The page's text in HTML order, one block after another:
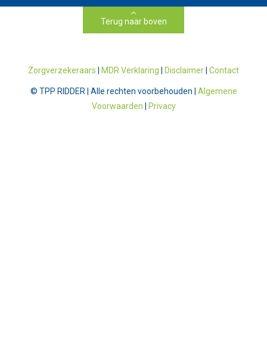
Terug naar boven
Zorgverzekeraars MDR Verklaring Disclaimer Contact
© TPP RIDDER | Alle rechten voorbehouden | Algemene
Voorwaarden
Privacy